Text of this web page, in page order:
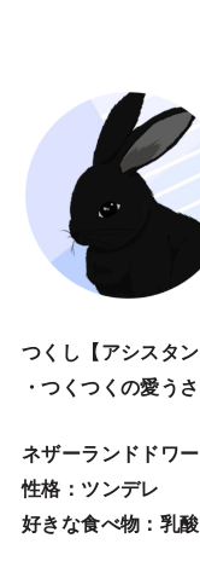
つくし【アシスタン
・つくつくの愛う
ネザーランドドワ
性格：ツンデレ
好きな食べ物：乳